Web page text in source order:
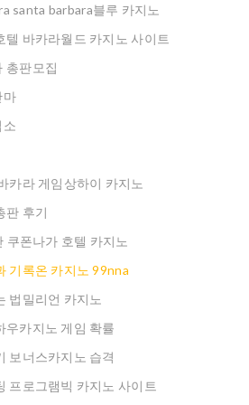
santa barbara블루 카지노
텔 바카라월드 카지노 사이트
총판모집
마
소
카라 게임상하이 카지노
판 후기
쿠폰나가 호텔 카지노
기록온 카지노 99nna
법밀리언 카지노
우카지노 게임 확률
보너스카지노 습격
프로그램빅 카지노 사이트